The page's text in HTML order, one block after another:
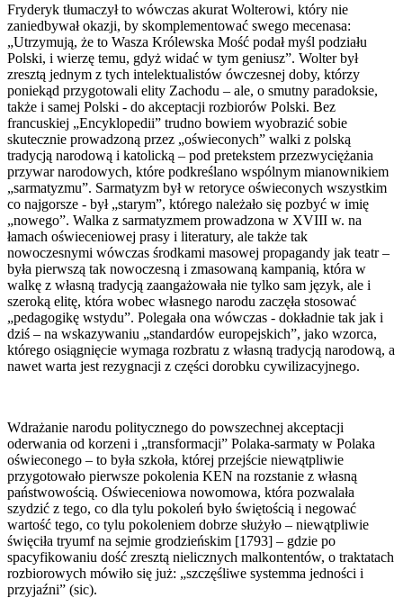
Fryderyk tłumaczył to wówczas akurat Wolterowi, który nie
zaniedbywał okazji, by skomplementować swego mecenasa:
„Utrzymują, że to Wasza Królewska Mość podał myśl podziału
Polski, i wierzę temu, gdyż widać w tym geniusz”. Wolter był
zresztą jednym z tych intelektualistów ówczesnej doby, którzy
poniekąd przygotowali elity Zachodu – ale, o smutny paradoksie,
także i samej Polski - do akceptacji rozbiorów Polski. Bez
francuskiej „Encyklopedii” trudno bowiem wyobrazić sobie
skutecznie prowadzoną przez „oświeconych” walki z polską
tradycją narodową i katolicką – pod pretekstem przezwyciężania
przywar narodowych, które podkreślano wspólnym mianownikiem
„sarmatyzmu”. Sarmatyzm był w retoryce oświeconych wszystkim
co najgorsze - był „starym”, którego należało się pozbyć w imię
„nowego”. Walka z sarmatyzmem prowadzona w XVIII w. na
łamach oświeceniowej prasy i literatury, ale także tak
nowoczesnymi wówczas środkami masowej propagandy jak teatr –
była pierwszą tak nowoczesną i zmasowaną kampanią, która w
walkę z własną tradycją zaangażowała nie tylko sam język, ale i
szeroką elitę, która wobec własnego narodu zaczęła stosować
„pedagogikę wstydu”. Polegała ona wówczas - dokładnie tak jak i
dziś – na wskazywaniu „standardów europejskich”, jako wzorca,
którego osiągnięcie wymaga rozbratu z własną tradycją narodową, a
nawet warta jest rezygnacji z części dorobku cywilizacyjnego.
Wdrażanie narodu politycznego do powszechnej akceptacji
oderwania od korzeni i „transformacji” Polaka-sarmaty w Polaka
oświeconego – to była szkoła, której przejście niewątpliwie
przygotowało pierwsze pokolenia KEN na rozstanie z własną
państwowością. Oświeceniowa nowomowa, która pozwalała
szydzić z tego, co dla tylu pokoleń było świętością i negować
wartość tego, co tylu pokoleniem dobrze służyło – niewątpliwie
święciła tryumf na sejmie grodzieńskim [1793] – gdzie po
spacyfikowaniu dość zresztą nielicznych malkontentów, o traktatach
rozbiorowych mówiło się już: „szczęśliwe systemma jedności i
przyjaźni” (sic).